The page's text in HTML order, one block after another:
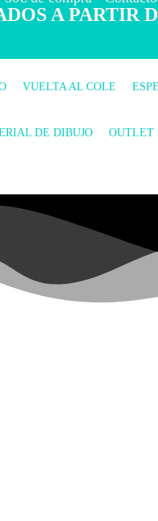
A PARTIR
VUELTA AL COLE
DE DIBUJO OUTLET